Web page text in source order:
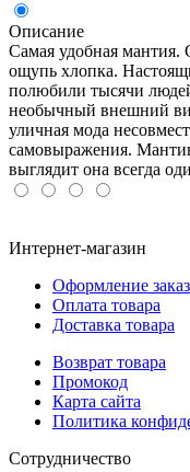
Описание
Самая удобная мантия.
ощупь хлопка.
полюбили тысячи
необычный внешний
уличная мода
самовыражения.
выглядит она всегда
Интернет-магазин
Оформление
Оплата товара
Доставка товара
Возврат товара
Промокод
Карта сайта
Политика
Сотрудничество